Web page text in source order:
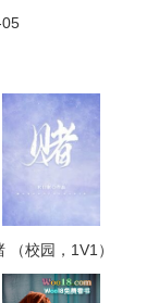
（校园，1V1）